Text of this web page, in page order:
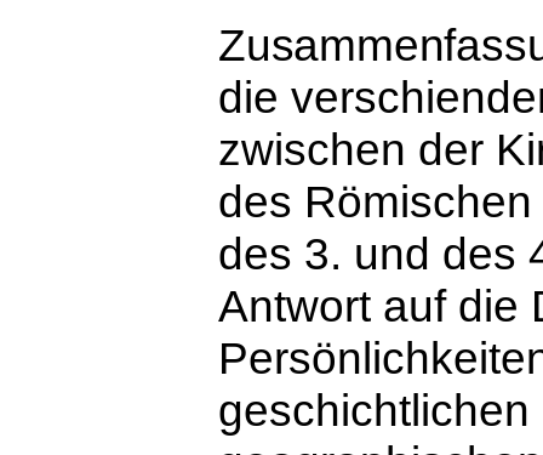
die
zwischen der
des
des 3. und des
Antwort auf die
geschichtlichen